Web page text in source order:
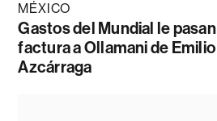
MÉXICO
Gastos del Mundial le pasan
factura a Ollamani de Emilio
Azcárraga